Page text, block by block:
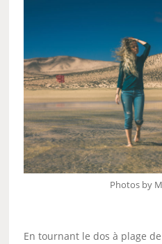
Photos by
En tournant le dos à plage de